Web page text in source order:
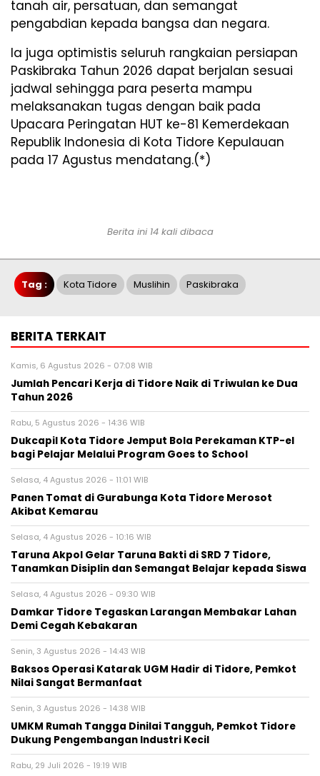
tanah air, persatuan, dan semangat
pengabdian kepada bangsa dan negara.
Ia juga optimistis seluruh rangkaian persiapan
Paskibraka Tahun 2026 dapat berjalan sesuai
jadwal sehingga para peserta mampu
melaksanakan tugas dengan baik pada
Upacara Peringatan HUT ke-81 Kemerdekaan
Republik Indonesia di Kota Tidore Kepulauan
pada 17 Agustus mendatang.(*)
Berita ini 14 kali dibaca
Tag : Kota Tidore Muslihin Paskibraka
BERITA TERKAIT
Kamis, 6 Agustus 2026 - 07:08 WIB
Jumlah Pencari Kerja di Tidore Naik di Triwulan ke Dua
Tahun 2026
Rabu, 5 Agustus 2026 - 14:36 WIB
Dukcapil Kota Tidore Jemput Bola Perekaman KTP-el
bagi Pelajar Melalui Program Goes to School
Selasa, 4 Agustus 2026 - 11:01 WIB
Panen Tomat di Gurabunga Kota Tidore Merosot
Akibat Kemarau
Selasa, 4 Agustus 2026 - 10:16 WIB
Taruna Akpol Gelar Taruna Bakti di SRD 7 Tidore,
Tanamkan Disiplin dan Semangat Belajar kepada Siswa
Selasa, 4 Agustus 2026 - 09:30 WIB
Damkar Tidore Tegaskan Larangan Membakar Lahan
Demi Cegah Kebakaran
Senin, 3 Agustus 2026 - 14:43 WIB
Baksos Operasi Katarak UGM Hadir di Tidore, Pemkot
Nilai Sangat Bermanfaat
Senin, 3 Agustus 2026 - 14:38 WIB
UMKM Rumah Tangga Dinilai Tangguh, Pemkot Tidore
Dukung Pengembangan Industri Kecil
Rabu, 29 Juli 2026 - 19:19 WIB